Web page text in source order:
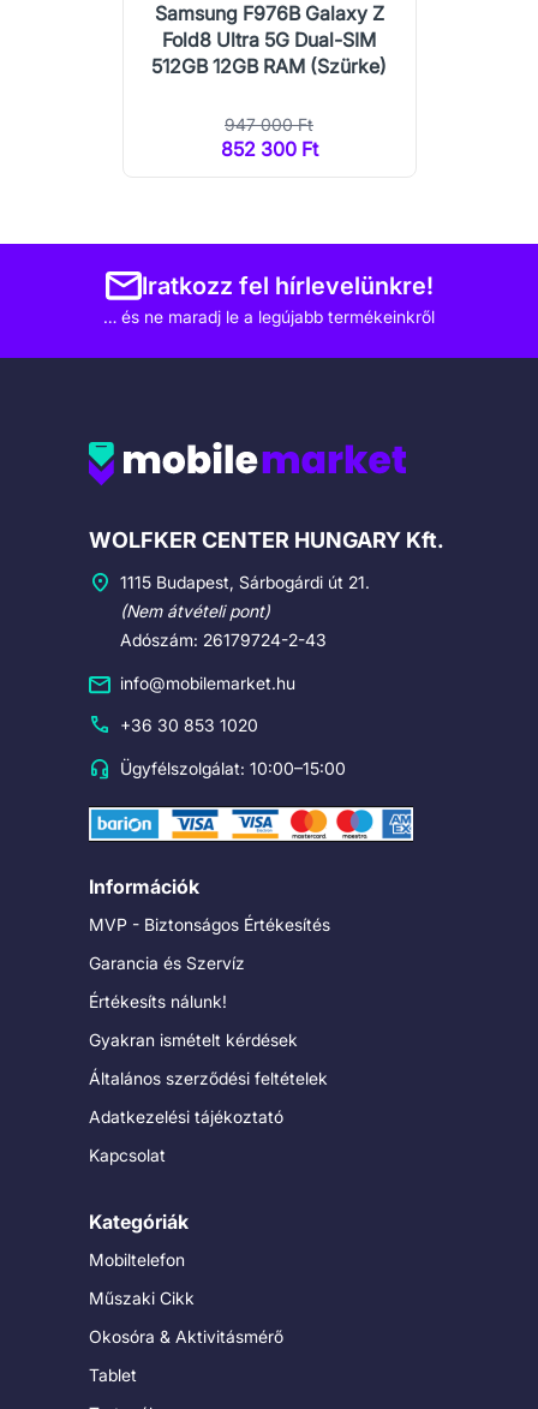
Samsung F976B Galaxy Z
Fold8 Ultra 5G Dual-SIM
512GB 12GB RAM (Szürke)
947 000 Ft
852 300 Ft
Iratkozz fel hírlevelünkre!
… és ne maradj le a legújabb termékeinkről
Cégadatok
WOLFKER CENTER HUNGARY Kft.
1115 Budapest, Sárbogárdi út 21.
(Nem átvételi pont)
Adószám: 26179724-2-43
info@mobilemarket.hu
+36 30 853 1020
Ügyfélszolgálat: 10:00–15:00
Információk
MVP - Biztonságos Értékesítés
Garancia és Szervíz
Értékesíts nálunk!
Gyakran ismételt kérdések
Általános szerződési feltételek
Adatkezelési tájékoztató
Kapcsolat
Kategóriák
Mobiltelefon
Műszaki Cikk
Okosóra & Aktivitásmérő
Tablet